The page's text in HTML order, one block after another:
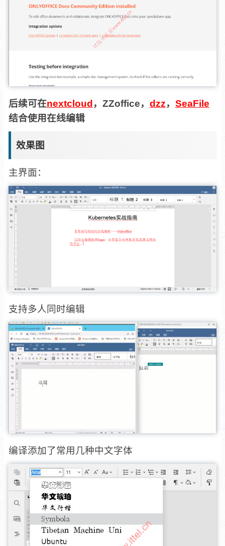
后续可在nextcloud ，ZZoffice， dzz， SeaFile
结合使用在线编辑
效果图
主界面：
支持多人同时编辑
编译添加了常用几种中文字体